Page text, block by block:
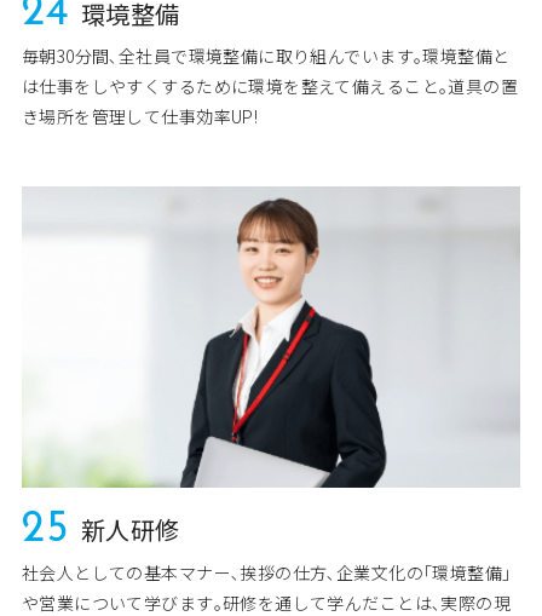
24 環境整備
毎朝30分間､全社員で環境整備に取り組んでいます｡環境整備と
は仕事をしやすくするために環境を整えて備えること｡道具の置
き場所を管理して仕事効率UP!
25 新人研修
社会人としての基本マナー､挨拶の仕方､企業文化の｢環境整備｣
や営業について学びます｡研修を通して学んだことは､実際の現